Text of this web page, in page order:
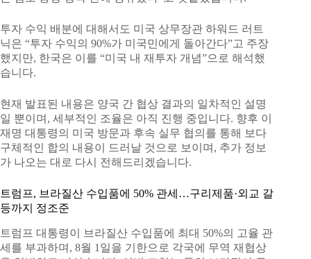
투자 수익 배분에 대해서도 미국 상무장관 하워드 러트
닉은 “투자 수익의 90%가 미국민에게 돌아간다”고 주장
했지만, 한국은 이를 “미국 내 재투자 개념”으로 해석했
습니다.
현재 발표된 내용은 양국 간 협상 결과의 일차적인 설명
일 뿐이며, 세부적인 조율은 아직 진행 중입니다. 향후 이
재명 대통령의 미국 방문과 후속 실무 협의를 통해 보다
구체적인 합의 내용이 드러날 것으로 보이며, 추가 정보
가 나오는 대로 다시 전해드리겠습니다.
트럼프, 브라질산 수입품에 50% 관세…구리제품·외교 갈
등까지 정조준
트럼프 대통령이 브라질산 수입품에 최대 50%의 고율 관
세를 부과하며, 8월 1일을 기한으로 각국에 무역 재협상